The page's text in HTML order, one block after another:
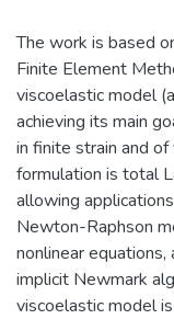
The work is based
Finite Element
viscoelastic model
achieving its main
in finite strain and
formulation is total
allowing
Newton-Raphson
nonlinear
implicit Newmark
viscoelastic model